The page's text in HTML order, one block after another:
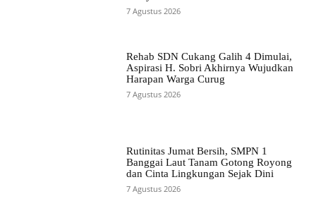
7 Agustus 2026
Rehab SDN Cukang Galih 4 Dimulai,
Aspirasi H. Sobri Akhirnya Wujudkan
Harapan Warga Curug
7 Agustus 2026
Rutinitas Jumat Bersih, SMPN 1
Banggai Laut Tanam Gotong Royong
dan Cinta Lingkungan Sejak Dini
7 Agustus 2026